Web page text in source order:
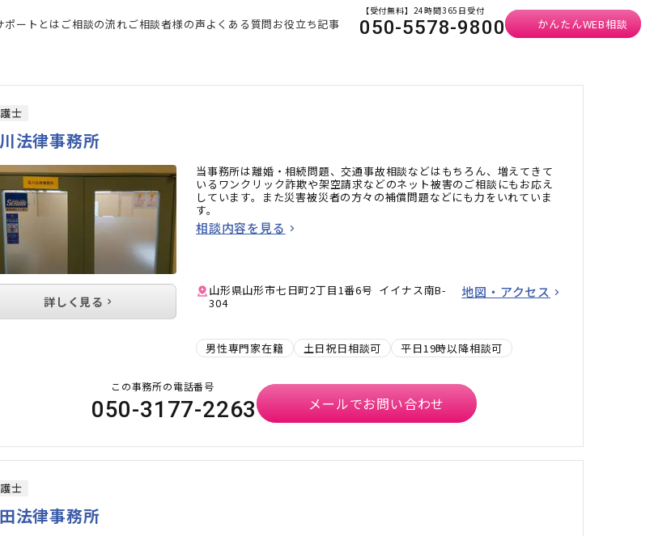
ポートとは ご相談の流れご相談者様の声よくある質問お役立ち記事
【受付無料】24時間365日受付
050-5578-9800 かんたんWEB相談
の検索結果
士
法律事務所
当事務所は離婚・相続問題、交通事故相談などはもちろん、増えてきて
いるワンクリック詐欺や架空請求などのネット被害のご相談にもお応え
しています。また災害被災者の方々の補償問題などにも力をいれていま
す。
相談内容を見る
山形県山形市七日町2丁目1番6号 イイナス南B-
304
地図・アクセス
男性専門家在籍 土日祝日相談可 平日19時以降相談可
詳しく見る
この事務所の電話番号
050-3177-2263 メールでお問い合わせ
士
法律事務所